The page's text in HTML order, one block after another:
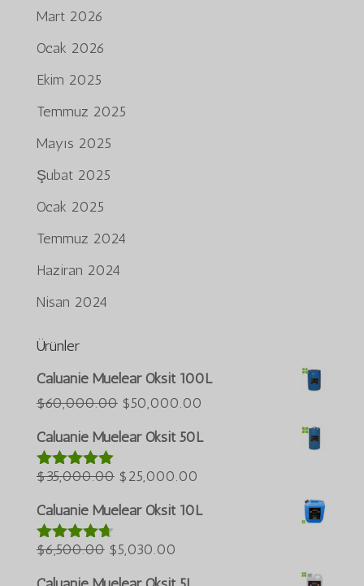
Mart 2026
Ocak 2026
Ekim 2025
Temmuz 2025
Mayıs 2025
Şubat 2025
Ocak 2025
Temmuz 2024
Haziran 2024
Nisan 2024
Ürünler
Caluanie Muelear Oksit 100L
$60,000.00 Orijinal
fiyat:
$50,000.00
Caluanie Muelear Oksit 50L
5 üzerinden
$35,000.00 Orijinal
fiyat:
$25,000.00
Caluanie Muelear Oksit 10L
5 üzerinden
aldı
$6,500.00 Orijinal
fiyat:
$5,030.00
Português do Brasil